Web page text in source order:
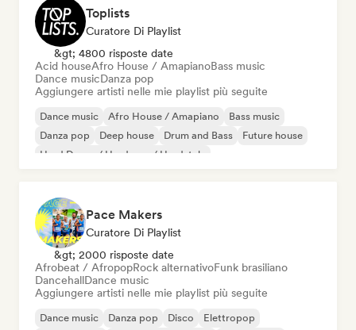
Toplists
Curatore Di Playlist
&gt; 4800 risposte date
Acid houseAfro House / AmapianoBass music
Dance musicDanza pop
Aggiungere artisti nelle mie playlist più seguite
Dance music Afro House / Amapiano
Bass music
Danza pop
Deep house Drum and Bass
Future house
Hard Dance / Hardcore / Hardstyle
Pace Makers
Curatore Di Playlist
&gt; 2000 risposte date
Afrobeat / AfropopRock alternativoFunk brasiliano
DancehallDance music
Aggiungere artisti nelle mie playlist più seguite
Dance music Danza pop Disco
Elettropop